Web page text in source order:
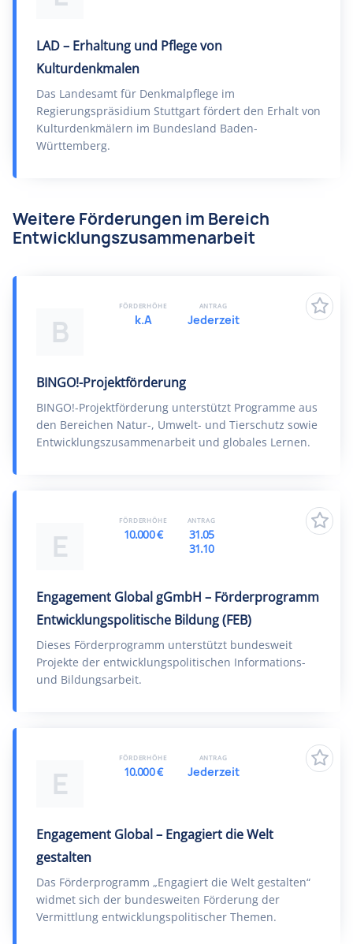
LAD – Erhaltung und Pflege von
Kulturdenkmalen
Das Landesamt für Denkmalpflege im
Regierungspräsidium Stuttgart fördert den Erhalt von
Kulturdenkmälern im Bundesland Baden-
Württemberg.
Weitere Förderungen im Bereich
Entwicklungszusammenarbeit
B
BINGO!-Projektförderung
BINGO!-Projektförderung unterstützt Programme aus
den Bereichen Natur-, Umwelt- und Tierschutz sowie
Entwicklungszusammenarbeit und globales Lernen.
FÖRDERHÖHE
k.A
ANTRAG
Jederzeit
E
Engagement Global gGmbH – Förderprogramm
Entwicklungspolitische Bildung (FEB)
Dieses Förderprogramm unterstützt bundesweit
Projekte der entwicklungspolitischen Informations-
und Bildungsarbeit.
FÖRDERHÖHE
10.000 €
ANTRAG
31.05
31.10
E
Engagement Global – Engagiert die Welt
gestalten
Das Förderprogramm „Engagiert die Welt gestalten“
widmet sich der bundesweiten Förderung der
Vermittlung entwicklungspolitischer Themen.
FÖRDERHÖHE
10.000 €
ANTRAG
Jederzeit